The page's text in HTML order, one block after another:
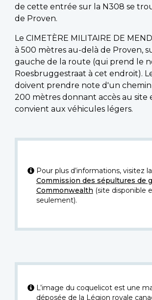
de cette entrée sur la N308 se
de Proven.
Le CIMETÈRE MILITAIRE DE
à 500 mètres au-delà de Proven,
gauche de la route (qui prend le
Roesbruggestraat à cet endroit).
doivent prendre note d'un
200 mètres donnant accès au site
convient aux véhicules légers.
Pour plus d’informations, visitez la
Commission des sépultures de
Commonwealth (site disponible
seulement).
L’image du coquelicot est une
déposée de la Légion royale